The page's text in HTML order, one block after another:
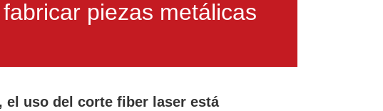
piezas metálicas
el uso del corte fiber laser está